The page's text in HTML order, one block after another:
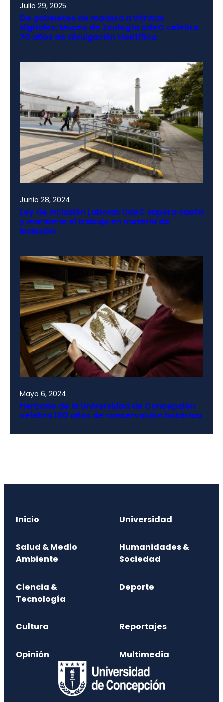
Julio 29, 2025
De gabinetes de madera a vitrinas
digitales: Museo de Zoología UdeC celebra
70 años de divulgación científica
Junio 28, 2024
Ley de Inclusión Laboral: UdeC supera cuota
y mantiene el trabajo en materia de
inclusión
Mayo 6, 2024
Herbario de la Universidad de Concepción
celebra 100 años de conservación botánica
Inicio Universidad
Salud & Medio
Ambiente
Humanidades &
Sociedad
Ciencia &
Tecnología
Deporte
Cultura Reportajes
Opinión Multimedia